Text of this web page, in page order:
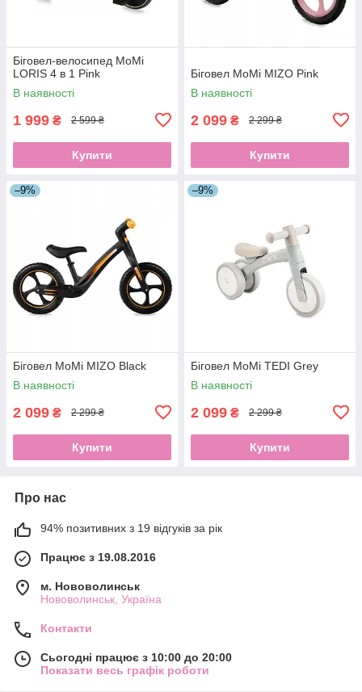
Біговел-велосипед MoMi
LORIS 4 в 1 Pink
В наявності
1 999 ₴ 2 599 ₴
Купити
Біговел MoMi MIZO Pink
В наявності
2 099 ₴ 2 299 ₴
Купити
–9%
Біговел MoMi MIZO Black
В наявності
2 099 ₴ 2 299 ₴
Купити
–9%
Біговел MoMi TEDI Grey
В наявності
2 099 ₴ 2 299 ₴
Купити
Про нас
94% позитивних з 19 відгуків за рік
Працює з 19.08.2016
м. Нововолинськ
Нововолинськ, Україна
Контакти
Сьогодні працює з 10:00 до 20:00
Показати весь графік роботи